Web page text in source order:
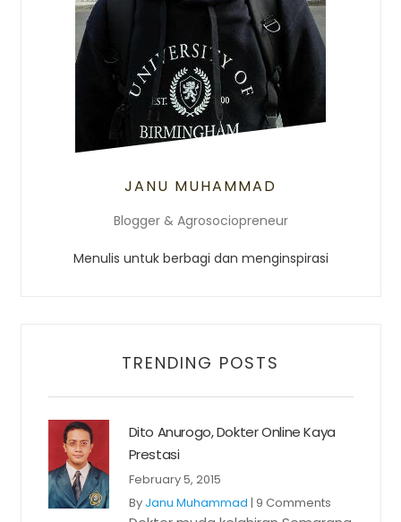
JANU MUHAMMAD
Blogger & Agrosociopreneur
Menulis untuk berbagi dan menginspirasi
TRENDING POSTS
Dito Anurogo, Dokter Online Kaya
Prestasi
February 5, 2015
By Janu Muhammad | 9 Comments